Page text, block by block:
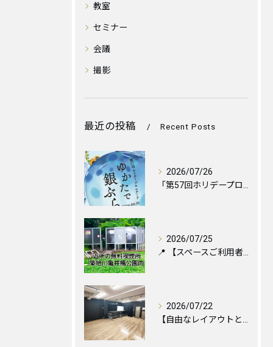
教室
セミナー
会議
撮影
最近の投稿 Recent Posts
2026/07/26
2026/07/25
2026/07/22